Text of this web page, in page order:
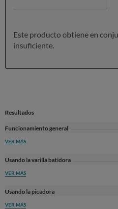
Este producto obtiene en
insuficiente.
Resultados
Funcionamiento general
VER MÁS
Usando la varilla batidora
VER MÁS
Usando la picadora
VER MÁS